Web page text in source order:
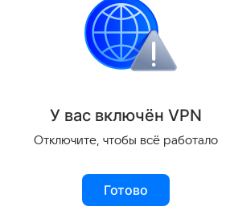
У вас включён VPN
Отключите, чтобы всё работало
Готово